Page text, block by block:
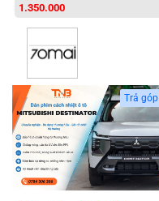
1.350.000
Trả góp